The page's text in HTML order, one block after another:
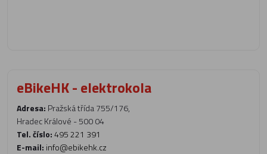
eBikeHK - elektrokola
Adresa: Pražská třída 755/176,
Hradec Králové - 500 04
Tel. číslo:495 221 391
E-mail: info@ebikehk.cz